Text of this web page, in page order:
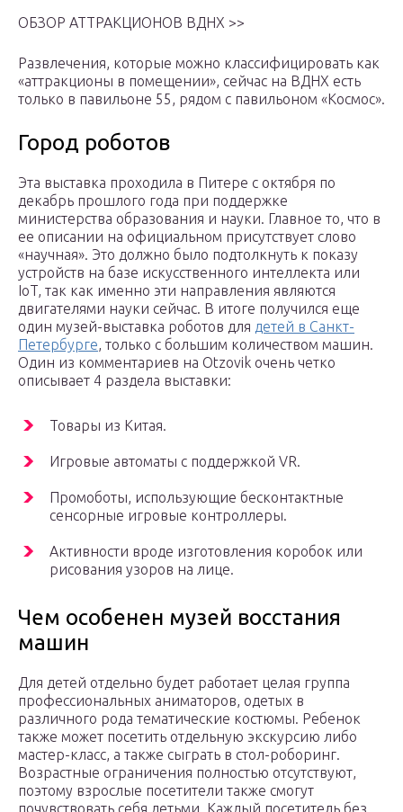
ОБЗОР АТТРАКЦИОНОВ ВДНХ >>
Развлечения, которые можно классифицировать как
«аттракционы в помещении», сейчас на ВДНХ есть
только в павильоне 55, рядом с павильоном «Космос».
Город роботов
Эта выставка проходила в Питере с октября по
декабрь прошлого года при поддержке
министерства образования и науки. Главное то, что в
ее описании на официальном присутствует слово
«научная». Это должно было подтолкнуть к показу
устройств на базе искусственного интеллекта или
IoT, так как именно эти направления являются
двигателями науки сейчас. В итоге получился еще
один музей-выставка роботов для детей в Санкт-
Петербурге, только с большим количеством машин.
Один из комментариев на Otzovik очень четко
описывает 4 раздела выставки:
Товары из Китая.
Игровые автоматы с поддержкой VR.
Промоботы, использующие бесконтактные
сенсорные игровые контроллеры.
Активности вроде изготовления коробок или
рисования узоров на лице.
Чем особенен музей восстания
машин
Для детей отдельно будет работает целая группа
профессиональных аниматоров, одетых в
различного рода тематические костюмы. Ребенок
также может посетить отдельную экскурсию либо
мастер-класс, а также сыграть в стол-роборинг.
Возрастные ограничения полностью отсутствуют,
поэтому взрослые посетители также смогут
почувствовать себя детьми. Каждый посетитель без